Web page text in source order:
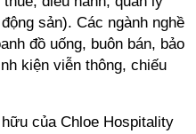
sản). Các ngành nghề
đồ uống, buôn bán, bảo
kiện viễn thông, chiếu
của Chloe Hospitality